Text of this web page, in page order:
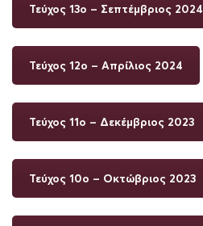
Τεύχος 13ο – Σεπτέμβριος 2024
Τεύχος 12ο – Aπρίλιος 2024
Τεύχος 11ο – Δεκέμβριος 2023
Τεύχος 10ο – Oκτώβριος 2023